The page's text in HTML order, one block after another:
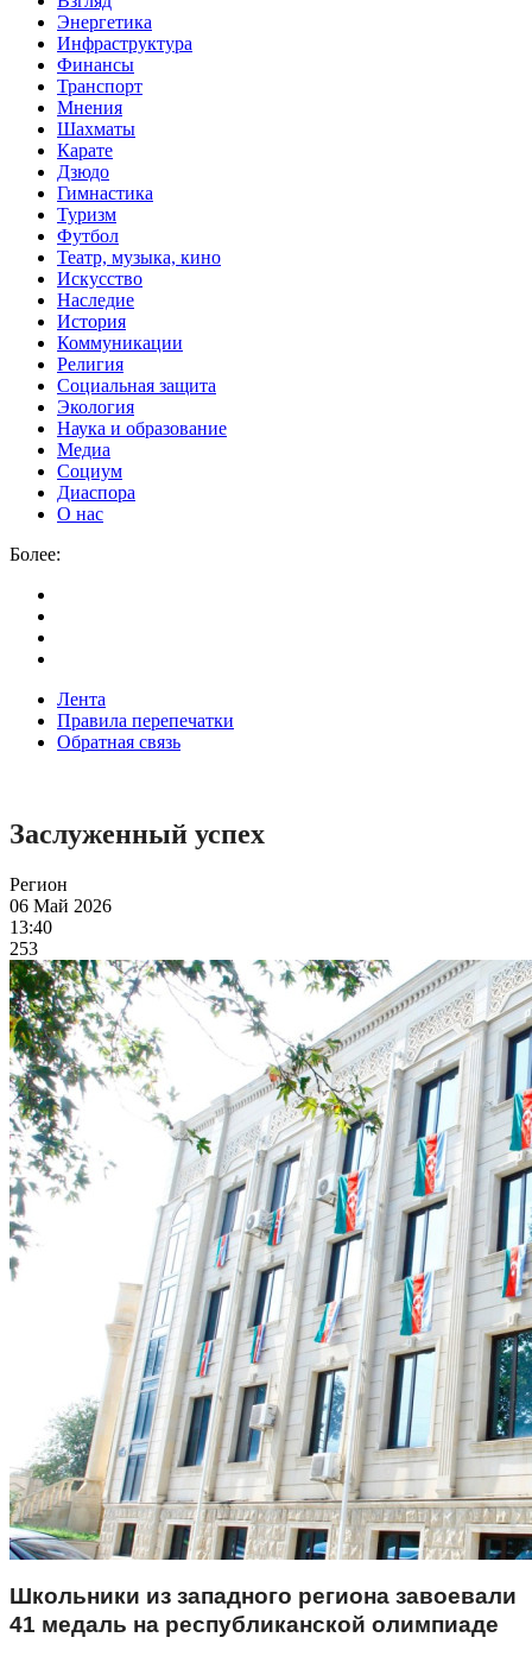
Энергетика
Инфраструктура
Финансы
Транспорт
Мнения
Шахматы
Карате
Дзюдо
Гимнастика
Туризм
Футбол
Театр, музыка, кино
Искусство
Наследие
История
Коммуникации
Религия
Социальная защита
Экология
Наука и образование
Медиа
Социум
Диаспора
О нас
Более:
Лента
Правила перепечатки
Обратная связь
Заслуженный успех
Регион
06 Май 2026
13:40
253
Школьники из западного региона завоевали
41 медаль на республиканской олимпиаде